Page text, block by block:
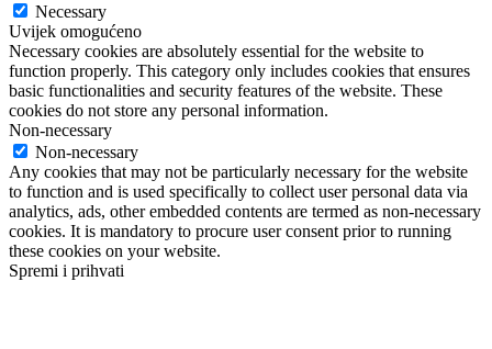
Necessary
Uvijek omogućeno
Necessary cookies are absolutely essential for the website to
function properly. This category only includes cookies that ensures
basic functionalities and security features of the website. These
cookies do not store any personal information.
Non-necessary
Non-necessary
Any cookies that may not be particularly necessary for the website
to function and is used specifically to collect user personal data via
analytics, ads, other embedded contents are termed as non-necessary
cookies. It is mandatory to procure user consent prior to running
these cookies on your website.
Spremi i prihvati